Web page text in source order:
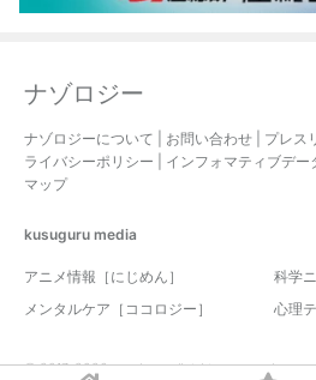
ナゾロジー
ナゾロジーについて お問い合わせ プレス
ライバシーポリシー
インフォマティブデー
マップ
kusuguru media
アニメ情報［にじめん］
科学
メンタルケア［ココロジー］
心理
© 2017-2026 nazology. all rights reserved.